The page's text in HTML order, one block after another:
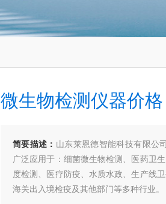
微生物检测仪器价格
简要描述： 山东莱恩德智能科技有限公
广泛应用于：细菌微生物检测、医药卫
度检测、医疗防疫、水质水政、生产线
海关出入境检疫及其他部门等多种行业。